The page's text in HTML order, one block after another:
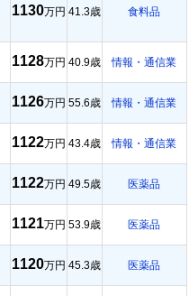
1130万円 41.3歳 食料品
1128万円 40.9歳 情報・通信業
1126万円 55.6歳 情報・通信業
1122万円 43.4歳 情報・通信業
1122万円 49.5歳 医薬品
1121万円 53.9歳 医薬品
1120万円 45.3歳 医薬品